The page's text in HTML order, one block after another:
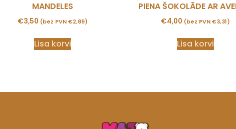
MANDELES
€3,50 (bez PVN€2,89)
Lisa korvi
PIENA ŠOKOLĀDE AR
€4,00 (bez PVN€3,31)
Lisa korvi